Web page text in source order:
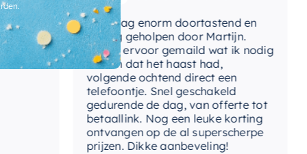
150 cm
Messing
Brauer
Ja
Vandaag enorm doortastend en
prettig geholpen door Martijn.
Avond ervoor gemaild wat ik nodig
had en dat het haast had,
volgende ochtend direct een
telefoontje. Snel geschakeld
gedurende de dag, van offerte tot
betaallink. Nog een leuke korting
ontvangen op de al superscherpe
prijzen. Dikke aanbeveling!